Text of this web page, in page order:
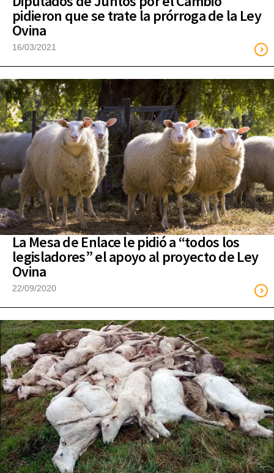
pidieron que se trate la prórroga de la Ley
Ovina
16/03/2021
La Mesa de Enlace le pidió a “todos los
legisladores” el apoyo al proyecto de Ley
Ovina
22/09/2020